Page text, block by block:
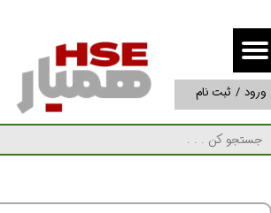
ورود / ثبت نام
حساب کاربری من
تغییر گذر واژه
سفارشات